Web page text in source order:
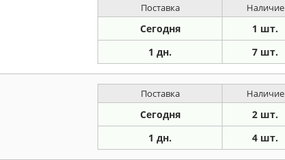
Поставка Наличие
Сегодня 1 шт.
1 дн. 7 шт.
Поставка Наличие
Сегодня 2 шт.
1 дн. 4 шт.